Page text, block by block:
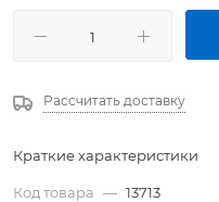
Рассчитать доставку
Краткие характеристики
Код товара — 13713